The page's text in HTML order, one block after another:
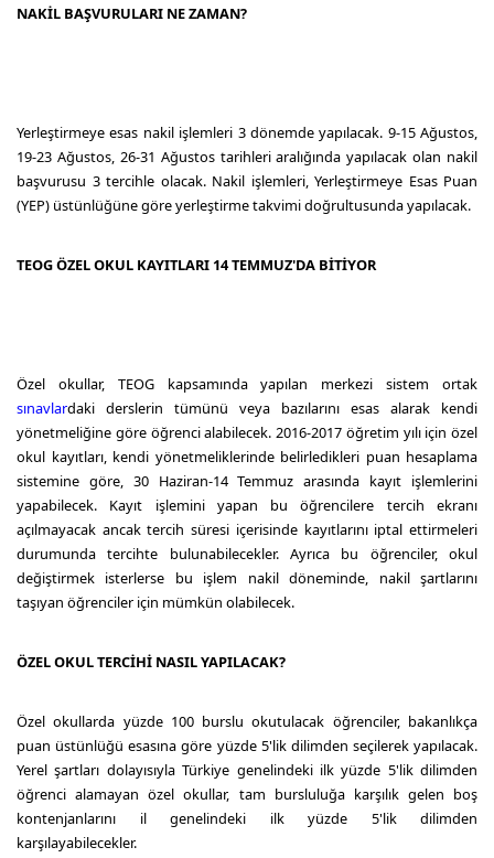
NAKİL BAŞVURULARI NE ZAMAN?
Yerleştirmeye esas nakil işlemleri 3 dönemde yapılacak. 9-15 Ağustos,
19-23 Ağustos, 26-31 Ağustos tarihleri aralığında yapılacak olan nakil
başvurusu 3 tercihle olacak. Nakil işlemleri, Yerleştirmeye Esas Puan
(YEP) üstünlüğüne göre yerleştirme takvimi doğrultusunda yapılacak.
TEOG ÖZEL OKUL KAYITLARI 14 TEMMUZ'DA BİTİYOR
Özel okullar, TEOG kapsamında yapılan merkezi sistem ortak
sınavlardaki derslerin tümünü veya bazılarını esas alarak kendi
yönetmeliğine göre öğrenci alabilecek. 2016-2017 öğretim yılı için özel
okul kayıtları, kendi yönetmeliklerinde belirledikleri puan hesaplama
sistemine göre, 30 Haziran-14 Temmuz arasında kayıt işlemlerini
yapabilecek. Kayıt işlemini yapan bu öğrencilere tercih ekranı
açılmayacak ancak tercih süresi içerisinde kayıtlarını iptal ettirmeleri
durumunda tercihte bulunabilecekler. Ayrıca bu öğrenciler, okul
değiştirmek isterlerse bu işlem nakil döneminde, nakil şartlarını
taşıyan öğrenciler için mümkün olabilecek.
ÖZEL OKUL TERCİHİ NASIL YAPILACAK?
Özel okullarda yüzde 100 burslu okutulacak öğrenciler, bakanlıkça
puan üstünlüğü esasına göre yüzde 5'lik dilimden seçilerek yapılacak.
Yerel şartları dolayısıyla Türkiye genelindeki ilk yüzde 5'lik dilimden
öğrenci alamayan özel okullar, tam bursluluğa karşılık gelen boş
kontenjanlarını il genelindeki ilk yüzde 5'lik dilimden
karşılayabilecekler.